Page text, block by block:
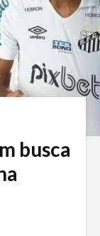
busca